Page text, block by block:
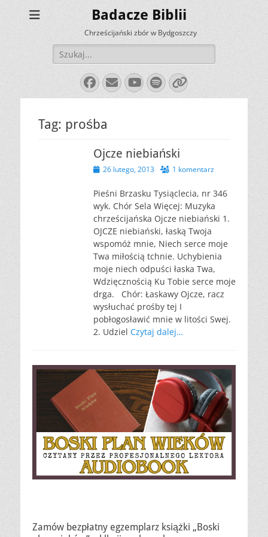
Badacze Biblii
Chrześcijański zbór w Bydgoszczy
Szukaj:
Facebook
E-
mail
YouTube
Spotify
Link
Tag: prośba
Ojcze niebiański
Opublikowano
26 lutego, 2013 1 komentarz
Pieśni Brzasku Tysiąclecia, nr 346
wyk. Chór Sela Więcej: Muzyka
chrześcijańska Ojcze niebiański 1.
OJCZE niebiański, łaską Twoja
wspomóż mnie, Niech serce moje
Twa miłością tchnie. Uchybienia
moje niech odpuści łaska Twa,
Wdzięcznością Ku Tobie serce moje
drga. Chór: Łaskawy Ojcze, racz
wysłuchać prośby tej I
pobłogosławić mnie w litości Swej.
2. Udziel Czytaj dalej…
Zamów bezpłatny egzemplarz książki „Boski